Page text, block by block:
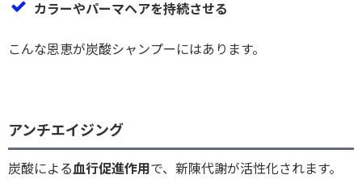
カラーやパーマヘアを持続させる
こんな恩恵が炭酸シャンプーにはあります。
アンチエイジング
炭酸による血行促進作用で、新陳代謝が活性化されます。